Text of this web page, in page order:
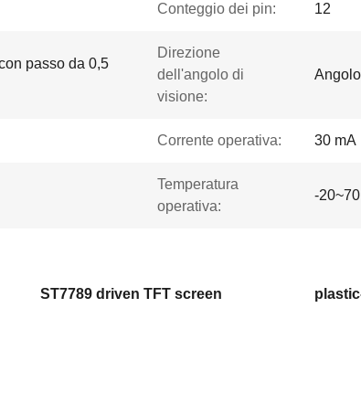
Conteggio dei pin: 12
passo da 0,5
Direzione
dell'angolo di
visione:
Corrente operativa: 30 mA
Temperatura
operativa:
-
ST7789 driven TFT screen